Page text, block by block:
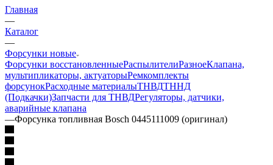
Главная
—
Каталог
—
Форсунки новые
Форсунки восстановленныеРаспылителиРазноеКлапана,
мультипликаторы, актуаторыРемкомплекты
форсунокРасходные материалыТНВДТННД
(Подкачки)Запчасти для ТНВДРегуляторы, датчики,
аварийные клапана
—Форсунка топливная Bosch 0445111009 (оригинал)